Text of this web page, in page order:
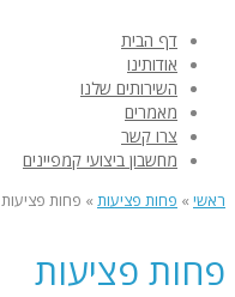
דף הבית
אודותינו
השירותים שלנו
מאמרים
צרו קשר
מחשבון ביצועי קמפיינים
ראשי » פחות פציעות » פחות פציעות
פחות פציעות